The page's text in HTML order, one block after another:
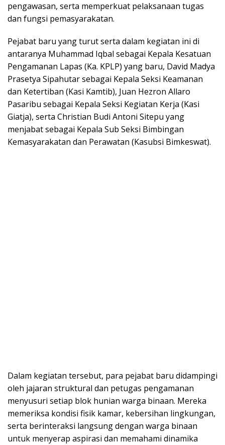
pengawasan, serta memperkuat pelaksanaan tugas
dan fungsi pemasyarakatan.
Pejabat baru yang turut serta dalam kegiatan ini di
antaranya Muhammad Iqbal sebagai Kepala Kesatuan
Pengamanan Lapas (Ka. KPLP) yang baru, David Madya
Prasetya Sipahutar sebagai Kepala Seksi Keamanan
dan Ketertiban (Kasi Kamtib), Juan Hezron Allaro
Pasaribu sebagai Kepala Seksi Kegiatan Kerja (Kasi
Giatja), serta Christian Budi Antoni Sitepu yang
menjabat sebagai Kepala Sub Seksi Bimbingan
Kemasyarakatan dan Perawatan (Kasubsi Bimkeswat).
Dalam kegiatan tersebut, para pejabat baru didampingi
oleh jajaran struktural dan petugas pengamanan
menyusuri setiap blok hunian warga binaan. Mereka
memeriksa kondisi fisik kamar, kebersihan lingkungan,
serta berinteraksi langsung dengan warga binaan
untuk menyerap aspirasi dan memahami dinamika